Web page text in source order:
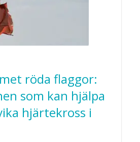
röda flaggor:
som kan hjälpa
hjärtekross i